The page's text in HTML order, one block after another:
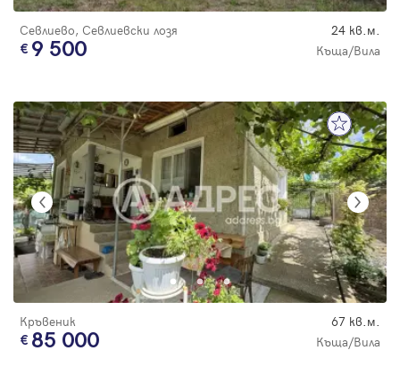
Севлиево, Севлиевски лозя 24 кв.м.
9 500 Къща/Вила
Кръвеник 67 кв.м.
85 000 Къща/Вила